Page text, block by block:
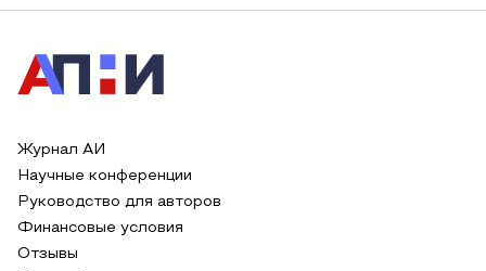
Журнал АИ
Научные конференции
Руководство для авторов
Финансовые условия
Отзывы